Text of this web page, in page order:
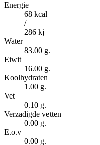
Energie
68 kcal
/
286 kj
Water
83.00 g.
Eiwit
16.00 g.
Koolhydraten
1.00 g.
Vet
0.10 g.
Verzadigde vetten
0.00 g.
E.o.v
0.00 g.